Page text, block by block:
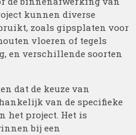
kunnen diverse
zoals gipsplaten voor
vloeren of tegels
en verschillende soorten
dat de keuze van
van de specifieke
het project. Het is
bij een